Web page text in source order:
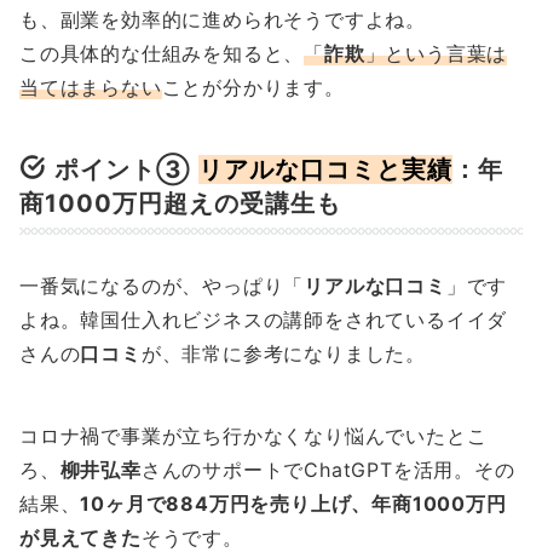
も、副業を効率的に進められそうですよね。
この具体的な仕組みを知ると、「詐欺」という言葉は
当てはまらないことが分かります。
ポイント ③ リアルな口コミと実績 ：年
商1000万円超えの受講生も
一番気になるのが、やっぱり「 リアルな口コミ 」です
よね。韓国仕入れビジネスの講師をされているイイダ
さんの口コミ が、非常に参考になりました。
コロナ禍で事業が立ち行かなくなり悩んでいたとこ
ろ、 柳井弘幸さんのサポートでChatGPTを活用。その
結果、10ヶ月で884万円を売り上げ、年商1000万円
が見えてきたそうです。